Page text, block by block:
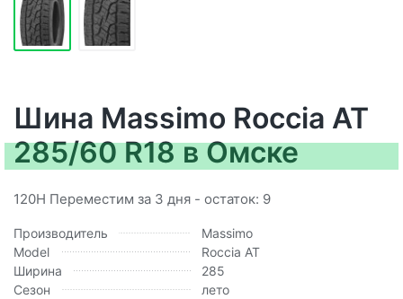
Шина Massimo Roccia AT
285/60 R18 в Омске
120H Переместим за 3 дня - остаток: 9
Производитель
Massimo
Model
Roccia AT
Ширина
285
Сезон
лето